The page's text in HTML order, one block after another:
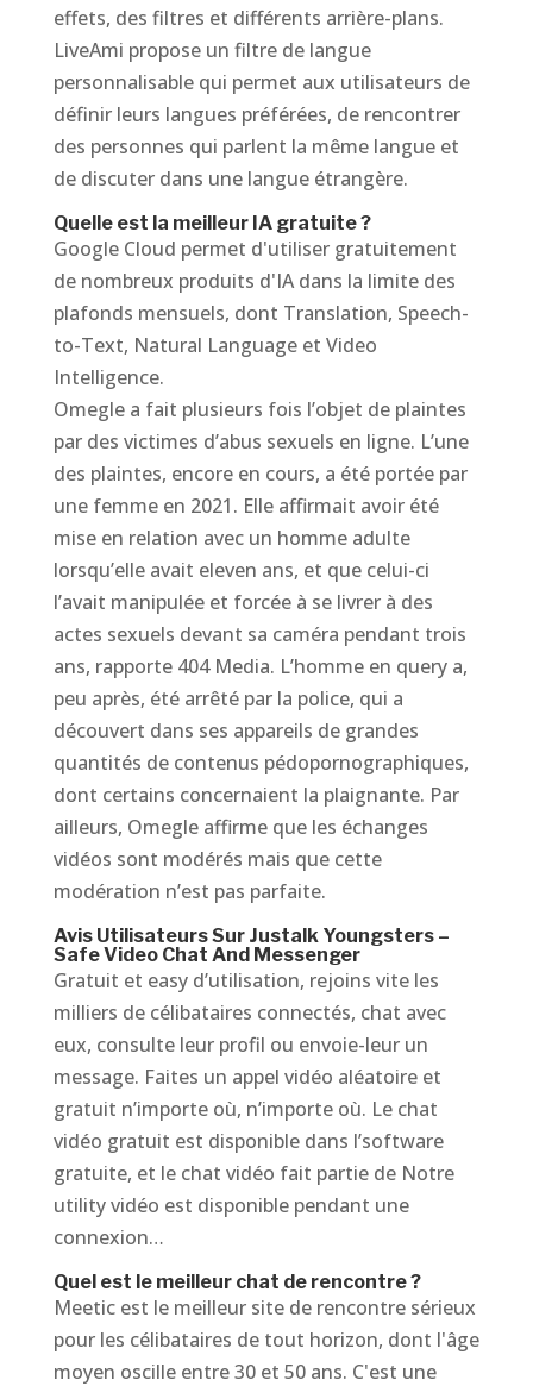
effets, des filtres et différents arrière-plans.
LiveAmi propose un filtre de langue
personnalisable qui permet aux utilisateurs de
définir leurs langues préférées, de rencontrer
des personnes qui parlent la même langue et
de discuter dans une langue étrangère.
Quelle est la meilleur IA gratuite ?
Google Cloud permet d'utiliser gratuitement
de nombreux produits d'IA dans la limite des
plafonds mensuels, dont Translation, Speech-
to-Text, Natural Language et Video
Intelligence.
Omegle a fait plusieurs fois l’objet de plaintes
par des victimes d’abus sexuels en ligne. L’une
des plaintes, encore en cours, a été portée par
une femme en 2021. Elle affirmait avoir été
mise en relation avec un homme adulte
lorsqu’elle avait eleven ans, et que celui-ci
l’avait manipulée et forcée à se livrer à des
actes sexuels devant sa caméra pendant trois
ans, rapporte 404 Media. L’homme en query a,
peu après, été arrêté par la police, qui a
découvert dans ses appareils de grandes
quantités de contenus pédopornographiques,
dont certains concernaient la plaignante. Par
ailleurs, Omegle affirme que les échanges
vidéos sont modérés mais que cette
modération n’est pas parfaite.
Avis Utilisateurs Sur Justalk Youngsters –
Safe Video Chat And Messenger
Gratuit et easy d’utilisation, rejoins vite les
milliers de célibataires connectés, chat avec
eux, consulte leur profil ou envoie-leur un
message. Faites un appel vidéo aléatoire et
gratuit n’importe où, n’importe où. Le chat
vidéo gratuit est disponible dans l’software
gratuite, et le chat vidéo fait partie de Notre
utility vidéo est disponible pendant une
connexion…
Quel est le meilleur chat de rencontre ?
Meetic est le meilleur site de rencontre sérieux
pour les célibataires de tout horizon, dont l'âge
moyen oscille entre 30 et 50 ans. C'est une